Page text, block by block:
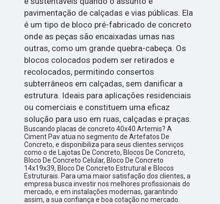
pavimentação de calçadas e vias públicas. Ela
é um tipo de bloco pré-fabricado de concreto
onde as peças são encaixadas umas nas
outras, como um grande quebra-cabeça. Os
blocos colocados podem ser retirados e
recolocados, permitindo consertos
subterrâneos em calçadas, sem danificar a
estrutura. Ideais para aplicações residenciais
ou comerciais e constituem uma eficaz
solução para uso em ruas, calçadas e praças.
Buscando placas de concreto 40x40 Artemis? A
Ciment Pav atua no segmento de Artefatos De
Concreto, e disponibiliza para seus clientes serviços
como o de Lajotas De Concreto, Blocos De Concreto,
Bloco De Concreto Celular, Bloco De Concreto
14x19x39, Bloco De Concreto Estrutural e Blocos
Estruturais. Para uma maior satisfação dos clientes, a
empresa busca investir nos melhores profissionais do
mercado, e em instalações modernas, garantindo
assim, a sua confiança e boa cotação no mercado.